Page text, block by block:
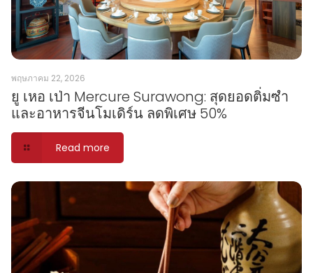
พฤษภาคม 22, 2026
ยู เหอ เป่า Mercure Surawong: สุดยอดติ่มซำ
และอาหารจีนโมเดิร์น ลดพิเศษ 50%
Read more